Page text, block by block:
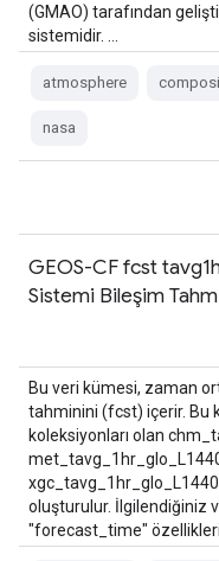
(GMAO) tarafından
sistemidir. …
atmosphere
nasa
GEOS-CF fcst
Sistemi Bileşim
Bu veri kümesi, zaman
tahminini (fcst) içerir. Bu
koleksiyonları olan
oluşturulur. İlgilendiğiniz
"forecast_time"